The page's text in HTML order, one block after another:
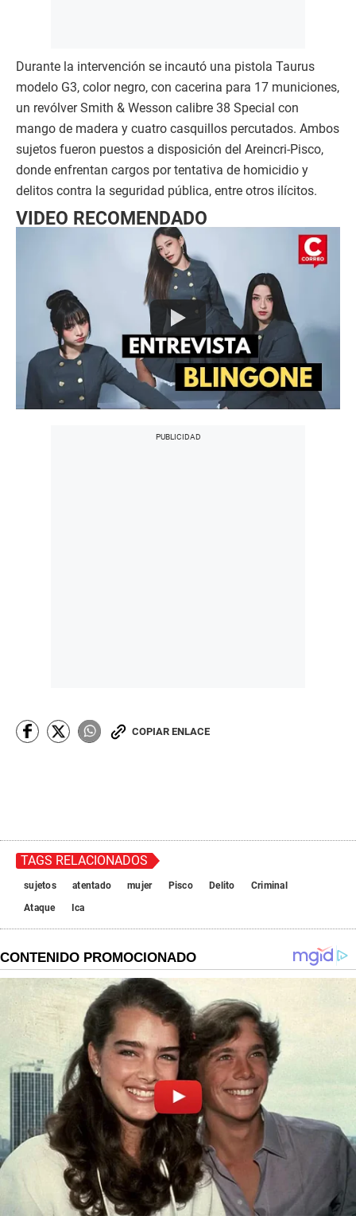
Durante la intervención se incautó una pistola Taurus
modelo G3, color negro, con cacerina para 17 municiones,
un revólver Smith & Wesson calibre 38 Special con
mango de madera y cuatro casquillos percutados. Ambos
sujetos fueron puestos a disposición del Areincri-Pisco,
donde enfrentan cargos por tentativa de homicidio y
delitos contra la seguridad pública, entre otros ilícitos.
VIDEO RECOMENDADO
COPIAR ENLACE
TAGS RELACIONADOS
sujetos atentado mujer Pisco Delito
Criminal
Ataque
Ica